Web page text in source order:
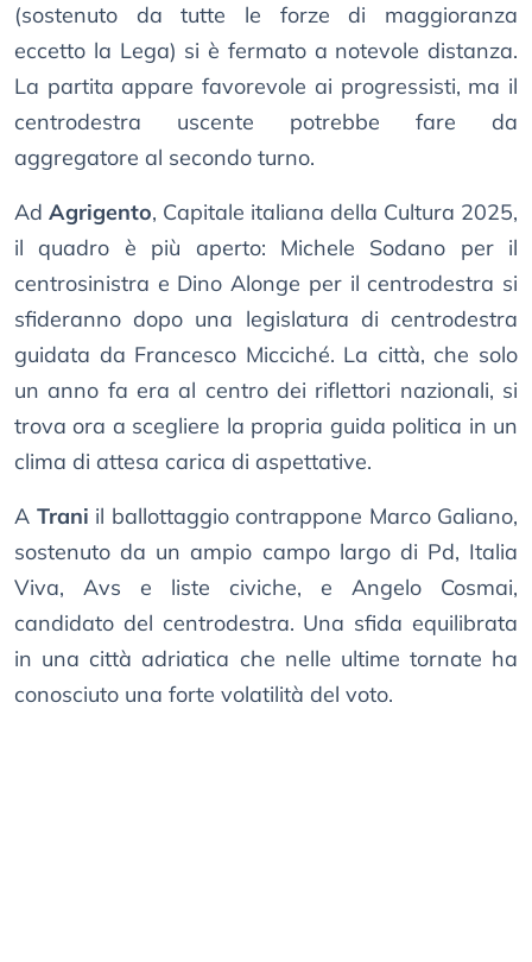
(sostenuto da tutte le forze di maggioranza
eccetto la Lega) si è fermato a notevole distanza.
La partita appare favorevole ai progressisti, ma il
centrodestra uscente potrebbe fare da
aggregatore al secondo turno.
Ad Agrigento, Capitale italiana della Cultura 2025,
il quadro è più aperto: Michele Sodano per il
centrosinistra e Dino Alonge per il centrodestra si
sfideranno dopo una legislatura di centrodestra
guidata da Francesco Micciché. La città, che solo
un anno fa era al centro dei riflettori nazionali, si
trova ora a scegliere la propria guida politica in un
clima di attesa carica di aspettative.
A Trani il ballottaggio contrappone Marco Galiano,
sostenuto da un ampio campo largo di Pd, Italia
Viva, Avs e liste civiche, e Angelo Cosmai,
candidato del centrodestra. Una sfida equilibrata
in una città adriatica che nelle ultime tornate ha
conosciuto una forte volatilità del voto.